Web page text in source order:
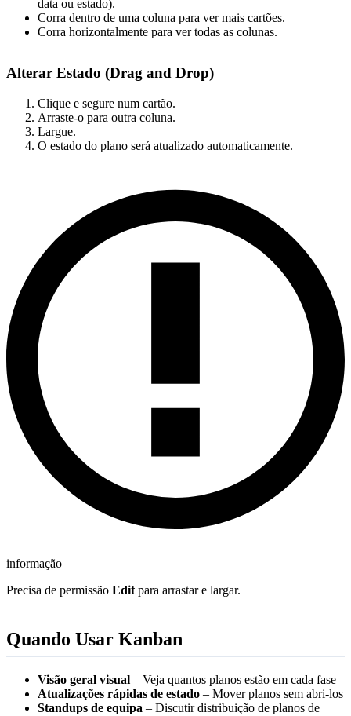
data ou estado).
Corra dentro de uma coluna para ver mais cartões.
Corra horizontalmente para ver todas as colunas.
Alterar Estado (Drag and Drop)
Clique e segure num cartão.
Arraste-o para outra coluna.
Largue.
O estado do plano será atualizado automaticamente.
informação
Precisa de permissão Edit para arrastar e largar.
Quando Usar Kanban
Visão geral visual – Veja quantos planos estão em cada fase
Atualizações rápidas de estado – Mover planos sem abri-los
Standups de equipa – Discutir distribuição de planos de